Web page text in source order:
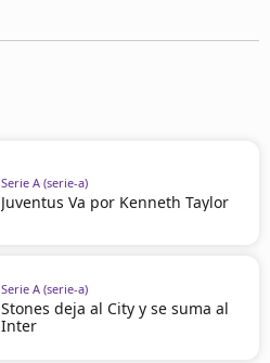
Serie A (serie-a)
Juventus Va por Kenneth Taylor
Serie A (serie-a)
Stones deja al City y se suma al
Inter